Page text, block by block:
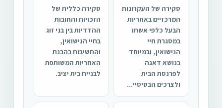
סקירה של העקרונות
המרכזיים באחריות
הבעל כלפי אשתו
במסגרת חיי
הנישואין, ובמיוחד
בנושא דאגה
לפרנסת הבית
ולצרכים הבסיסיי...
סקירה כללית של
הזכויות והחובות
ההדדיות בין בני זוג
בחיי הנישואין,
והחשיבות בהבנת
האחריות המשותפת
לבניית בית יציב.